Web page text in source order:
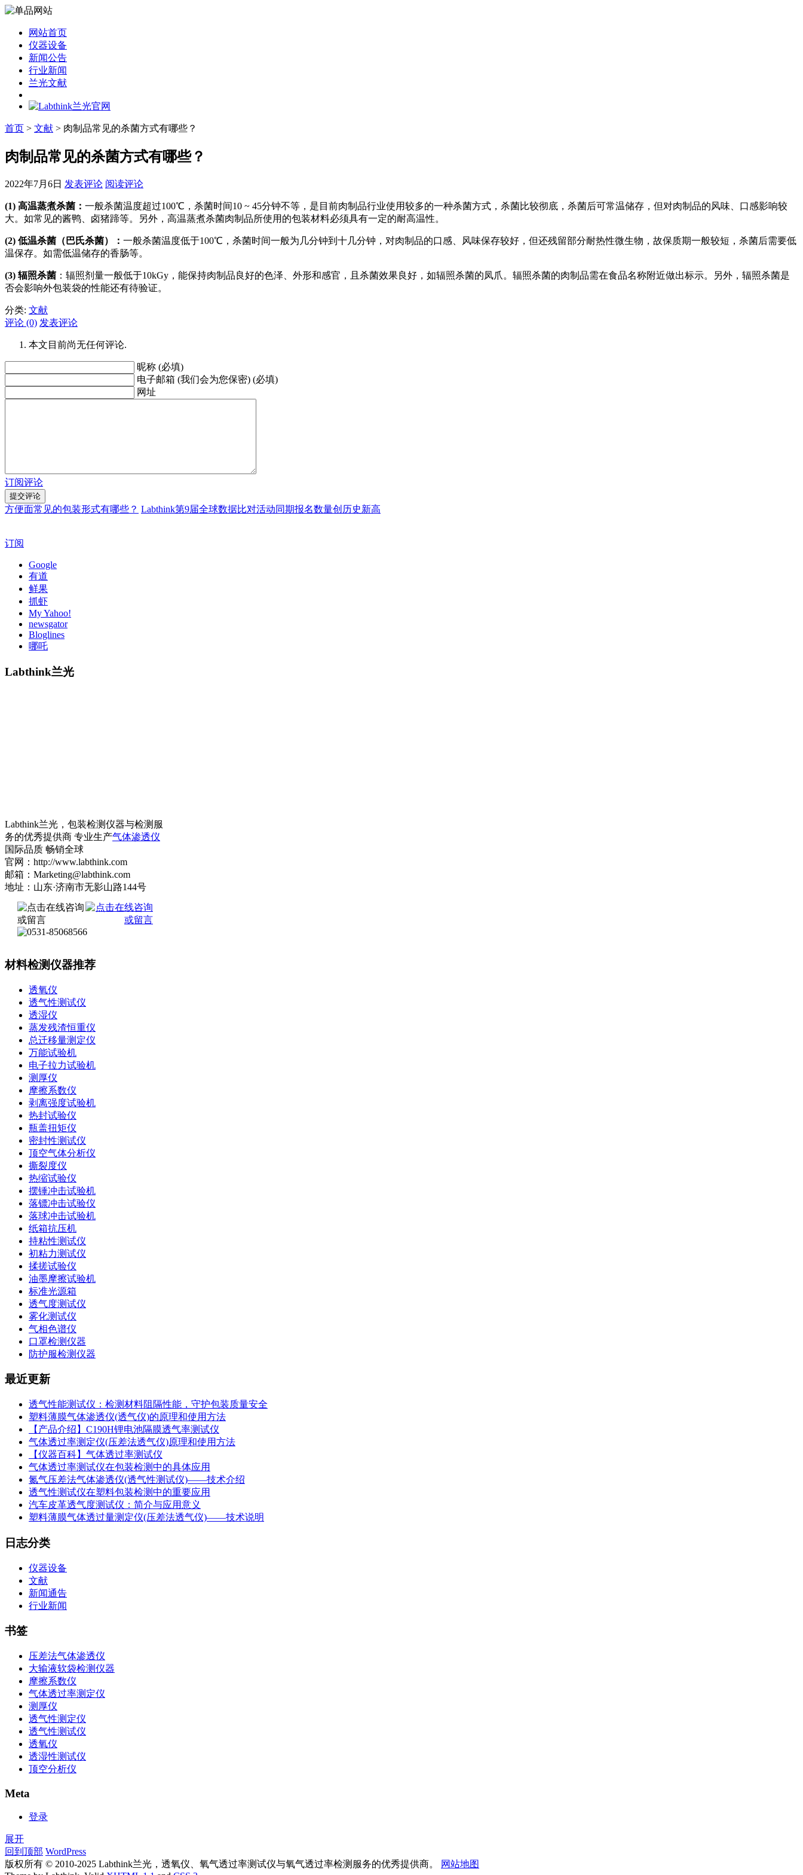
网站首页
仪器设备
新闻公告
行业新闻
兰光文献
首页 > 文献 > 肉制品常见的杀菌方式有哪些？
肉制品常见的杀菌方式有哪些？
2022年7月6日 发表评论 阅读评论
(1) 高温蒸煮杀菌： 一般杀菌温度超过100℃，杀菌时间10 ~ 45分钟不等，是目前肉制品行业使用较多的一种杀菌方式，杀菌比较彻底，杀菌后可常温储存，但对肉制品的风味、口感影响较
大。如常见的酱鸭、卤猪蹄等。另外，高温蒸煮杀菌肉制品所使用的包装材料必须具有一定的耐高温性。
(2) 低温杀菌（巴氏杀菌）： 一般杀菌温度低于100℃，杀菌时间一般为几分钟到十几分钟，对肉制品的口感、风味保存较好，但还残留部分耐热性微生物，故保质期一般较短，杀菌后需要低
温保存。如需低温储存的香肠等。
(3) 辐照杀菌 ：辐照剂量一般低于10kGy，能保持肉制品良好的色泽、外形和感官，且杀菌效果良好，如辐照杀菌的凤爪。辐照杀菌的肉制品需在食品名称附近做出标示。另外，辐照杀菌是
否会影响外包装袋的性能还有待验证。
分类: 文献
评论 (0) 发表评论
本文目前尚无任何评论.
昵称 (必填)
电子邮箱 (我们会为您保密) (必填)
网址
订阅评论
方便面常见的包装形式有哪些？ Labthink第9届全球数据比对活动同期报名数量创历史新高
订阅
Google
有道
鲜果
抓虾
My Yahoo!
newsgator
Bloglines
哪吒
Labthink兰光
Labthink兰光，包装检测仪器与检测服
务的优秀提供商 专业生产气体渗透仪
国际品质 畅销全球
官网：http://www.labthink.com
邮箱：Marketing@labthink.com
地址：山东·济南市无影山路144号
材料检测仪器推荐
透氧仪
透气性测试仪
透湿仪
蒸发残渣恒重仪
总迁移量测定仪
万能试验机
电子拉力试验机
测厚仪
摩擦系数仪
剥离强度试验机
热封试验仪
瓶盖扭矩仪
密封性测试仪
顶空气体分析仪
撕裂度仪
热缩试验仪
摆锤冲击试验机
落镖冲击试验仪
落球冲击试验机
纸箱抗压机
持粘性测试仪
初粘力测试仪
揉搓试验仪
油墨摩擦试验机
标准光源箱
透气度测试仪
雾化测试仪
气相色谱仪
口罩检测仪器
防护服检测仪器
最近更新
透气性能测试仪：检测材料阻隔性能，守护包装质量安全
塑料薄膜气体渗透仪(透气仪)的原理和使用方法
【产品介绍】C190H锂电池隔膜透气率测试仪
气体透过率测定仪(压差法透气仪)原理和使用方法
【仪器百科】气体透过率测试仪
气体透过率测试仪在包装检测中的具体应用
氮气压差法气体渗透仪(透气性测试仪)——技术介绍
透气性测试仪在塑料包装检测中的重要应用
汽车皮革透气度测试仪：简介与应用意义
塑料薄膜气体透过量测定仪(压差法透气仪)——技术说明
日志分类
仪器设备
文献
新闻通告
行业新闻
书签
压差法气体渗透仪
大输液软袋检测仪器
摩擦系数仪
气体透过率测定仪
测厚仪
透气性测定仪
透气性测试仪
透氧仪
透湿性测试仪
顶空分析仪
Meta
登录
展开
回到顶部 WordPress
版权所有 © 2010-2025 Labthink兰光，透氧仪、氧气透过率测试仪与氧气透过率检测服务的优秀提供商。
网站地图